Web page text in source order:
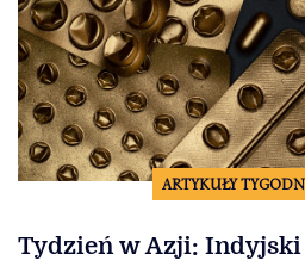
ARTYKUŁY
Tydzień w Azji: